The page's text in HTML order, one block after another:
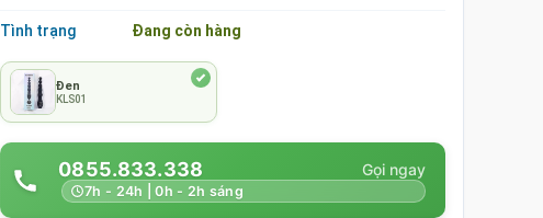
Tình trạng Đang còn hàng
Đen
KLS01
0855.833.338
7h - 24h | 0h - 2h sáng